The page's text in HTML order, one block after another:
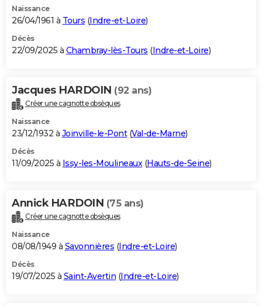
Dictionnaire
Biographies
Citations
Expressions
Proverbes
PROGRAMME TV
S'inscrire
Se connecter
Lycées
Collèges
Primaires
Universités
Entreprises
Service militaire
Avis de recherche
AVIS DE DÉCÈS
Bricolage
Lifestyle
Culture
Sport
Auto
Television
Voyage
Cinema
Naissance
26/04/1961 à Tours (Indre-et-Loire)
Décès
22/09/2025 à Chambray-lès-Tours (Indre-et-Loire)
Jacques HARDOIN (92 ans)
Créer une cagnotte obsèques
Naissance
23/12/1932 à Joinville-le-Pont(Val-de-Marne)
Décès
11/09/2025 à Issy-les-Moulineaux(Hauts-de-Seine)
Annick HARDOIN (75 ans)
Créer une cagnotte obsèques
Naissance
08/08/1949 à Savonnières (Indre-et-Loire)
Décès
19/07/2025 à Saint-Avertin (Indre-et-Loire)